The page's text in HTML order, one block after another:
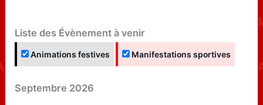
Liste des Évènement à venir
Animations festives Manifestations sportives
Septembre 2026